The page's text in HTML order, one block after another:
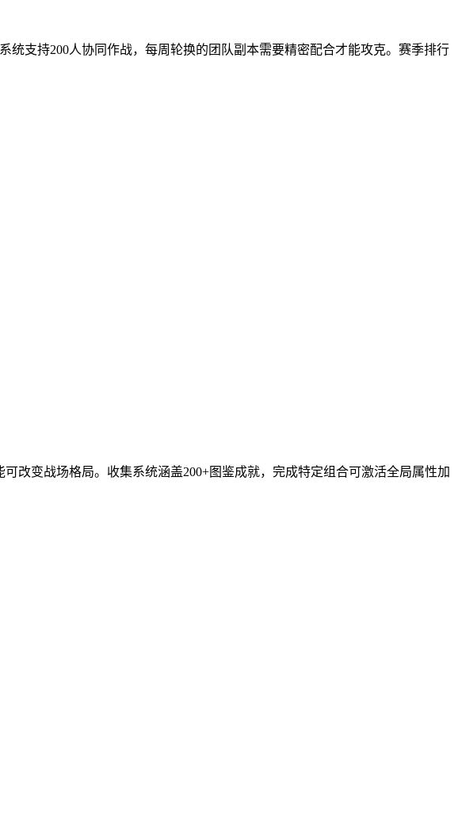
支持200人协同作战，每周轮换的团队副本需要精密配合才能攻克。赛季排行
改变战场格局。收集系统涵盖200+图鉴成就，完成特定组合可激活全局属性加